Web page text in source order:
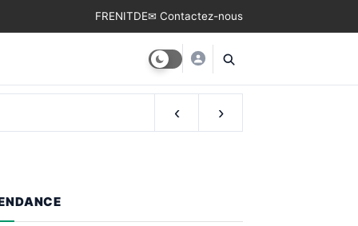
FRENITDE✉ Contactez-nous
‹ ›